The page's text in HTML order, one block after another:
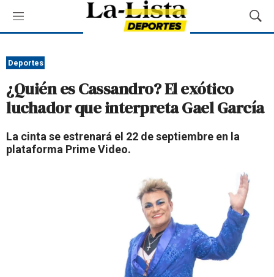
M
e
ú
M
o
r
B
Deportes
¿Quién es Cassandro? El exótico
luchador que interpreta Gael García
La cinta se estrenará el 22 de septiembre en la
plataforma Prime Video.